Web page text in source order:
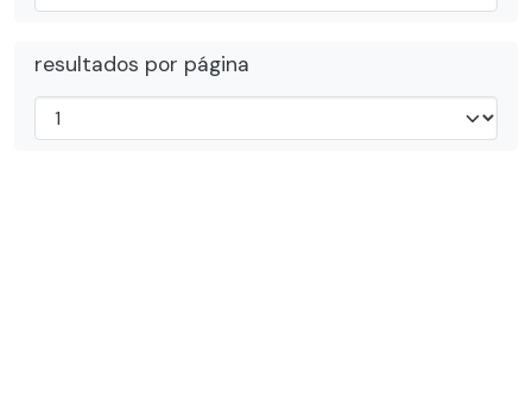
resultados por página